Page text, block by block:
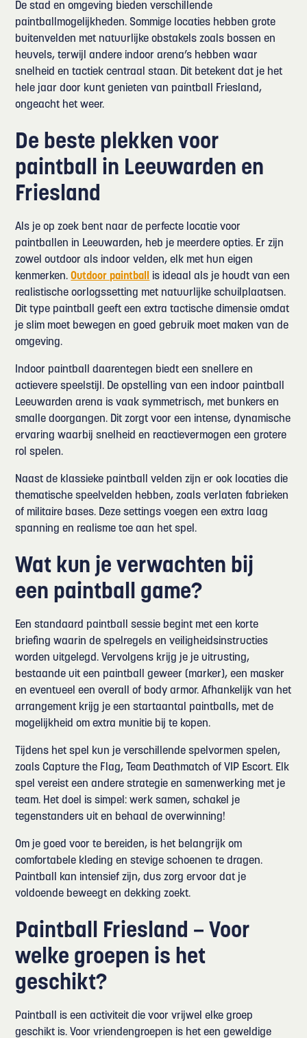
De stad en omgeving bieden verschillende
paintballmogelijkheden. Sommige locaties hebben grote
buitenvelden met natuurlijke obstakels zoals bossen en
heuvels, terwijl andere indoor arena’s hebben waar
snelheid en tactiek centraal staan. Dit betekent dat je het
hele jaar door kunt genieten van paintball Friesland,
ongeacht het weer.
De beste plekken voor
paintball in Leeuwarden en
Friesland
Als je op zoek bent naar de perfecte locatie voor
paintballen in Leeuwarden, heb je meerdere opties. Er zijn
zowel outdoor als indoor velden, elk met hun eigen
kenmerken.Outdoor paintball is ideaal als je houdt van een
realistische oorlogssetting met natuurlijke schuilplaatsen.
Dit type paintball geeft een extra tactische dimensie omdat
je slim moet bewegen en goed gebruik moet maken van de
omgeving.
Indoor paintball daarentegen biedt een snellere en
actievere speelstijl. De opstelling van een indoor paintball
Leeuwarden arena is vaak symmetrisch, met bunkers en
smalle doorgangen. Dit zorgt voor een intense, dynamische
ervaring waarbij snelheid en reactievermogen een grotere
rol spelen.
Naast de klassieke paintball velden zijn er ook locaties die
thematische speelvelden hebben, zoals verlaten fabrieken
of militaire bases. Deze settings voegen een extra laag
spanning en realisme toe aan het spel.
Wat kun je verwachten bij
een paintball game?
Een standaard paintball sessie begint met een korte
briefing waarin de spelregels en veiligheidsinstructies
worden uitgelegd. Vervolgens krijg je je uitrusting,
bestaande uit een paintball geweer (marker), een masker
en eventueel een overall of body armor. Afhankelijk van het
arrangement krijg je een startaantal paintballs, met de
mogelijkheid om extra munitie bij te kopen.
Tijdens het spel kun je verschillende spelvormen spelen,
zoals Capture the Flag, Team Deathmatch of VIP Escort. Elk
spel vereist een andere strategie en samenwerking met je
team. Het doel is simpel: werk samen, schakel je
tegenstanders uit en behaal de overwinning!
Om je goed voor te bereiden, is het belangrijk om
comfortabele kleding en stevige schoenen te dragen.
Paintball kan intensief zijn, dus zorg ervoor dat je
voldoende beweegt en dekking zoekt.
Paintball Friesland – Voor
welke groepen is het
geschikt?
Paintball is een activiteit die voor vrijwel elke groep
geschikt is. Voor vriendengroepen is het een geweldige